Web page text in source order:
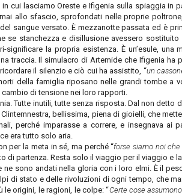
cui lasciamo Oreste e Ifigenia sulla spiaggia in
allo sfascio, sprofondati nelle proprie
sangue versato. È mezzanotte passata ed è
se stanchezza e disillusione avessero sostituito
la propria esistenza. È un’esule, una
traccia. Il simulacro di Artemide che Ifigenia ha
il silenzio e ciò cui ha assistito, “un
della famiglia riposano nelle grandi tombe a
di tensione nei loro rapporti.
Tutte inutili, tutte senza risposta. Dal non detto
bellissima, piena di gioielli, che
perché imparasse a correre, e insegnava ai
era tutto solo aria.
per la meta in sé, ma perché “forse siamo noi
di partenza. Resta solo il viaggio per il viaggio e
ne sono andati nella gloria con i loro elmi. È il
di stato e delle rivoluzioni di ogni tempo, che
origini, le ragioni, le colpe: “Certe cose